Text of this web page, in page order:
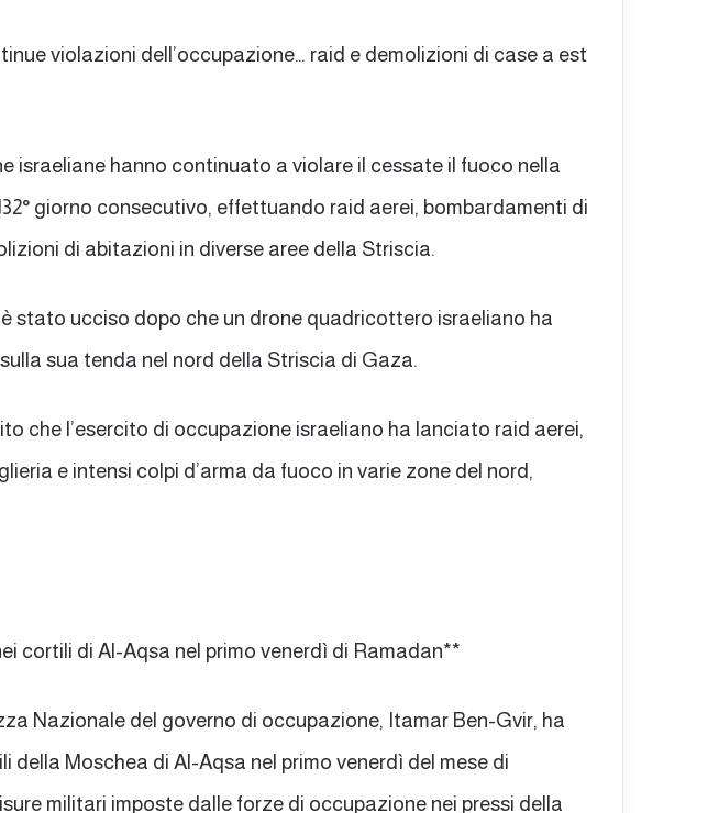
violazioni dell’occupazione… raid e demolizioni di case a est
israeliane hanno continuato a violare il cessate il fuoco nella
giorno consecutivo, effettuando raid aerei, bombardamenti di
di abitazioni in diverse aree della Striscia.
stato ucciso dopo che un drone quadricottero israeliano ha
sua tenda nel nord della Striscia di Gaza.
che l’esercito di occupazione israeliano ha lanciato raid aerei,
e intensi colpi d’arma da fuoco in varie zone del nord,
cortili di Al-Aqsa nel primo venerdì di Ramadan**
Nazionale del governo di occupazione, Itamar Ben-Gvir, ha
della Moschea di Al-Aqsa nel primo venerdì del mese di
militari imposte dalle forze di occupazione nei pressi della